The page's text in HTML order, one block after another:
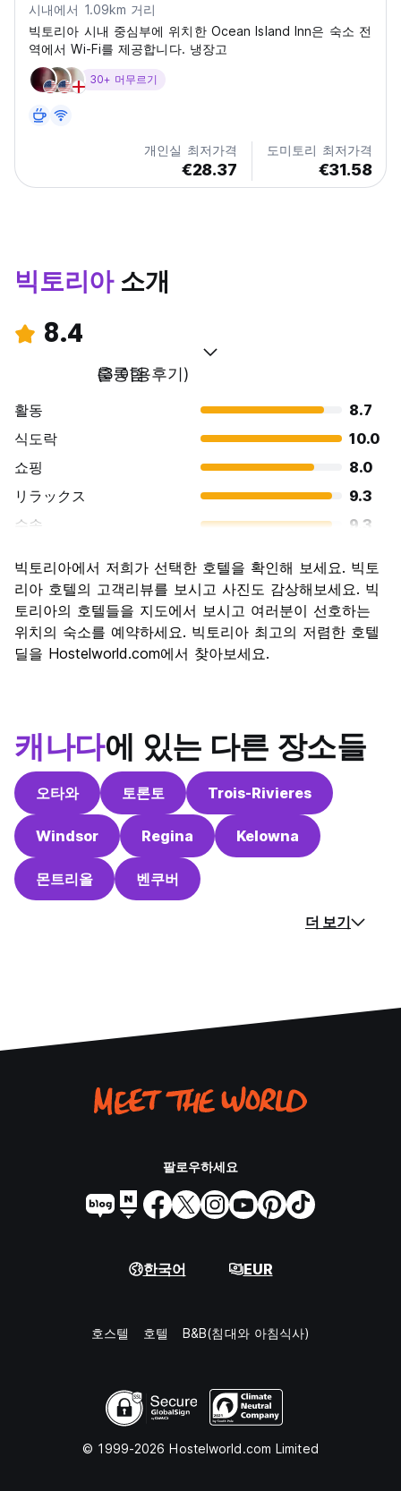
시내에서 1.09km 거리
빅토리아 시내 중심부에 위치한 Ocean Island Inn은 숙소 전
역에서 Wi-Fi를 제공합니다. 냉장고
30+ 머무르기
개인실 최저가격
€28.37
도미토리 최저가격
€31.58
빅토리아소개
8.4
훌륭함
(3 이용후기)
활동
8.7
식도락
10.0
쇼핑
8.0
リラックス
9.3
수송
9.3
문화
8.0
나이트 라이프
5.3
가격 대비 만족도
7.3
빅토리아에서 저희가 선택한 호텔을 확인해 보세요. 빅토
리아 호텔의 고객리뷰를 보시고 사진도 감상해보세요. 빅
토리아의 호텔들을 지도에서 보시고 여러분이 선호하는
위치의 숙소를 예약하세요. 빅토리아 최고의 저렴한 호텔
딜을 Hostelworld.com에서 찾아보세요.
캐나다에 있는 다른 장소들
오타와 토론토 Trois-Rivieres
Windsor Regina Kelowna
몬트리올 벤쿠버
더 보기
팔로우하세요
한국어 EUR
호스텔 호텔 B&B(침대와 아침식사)
© 1999-2026 Hostelworld.com Limited